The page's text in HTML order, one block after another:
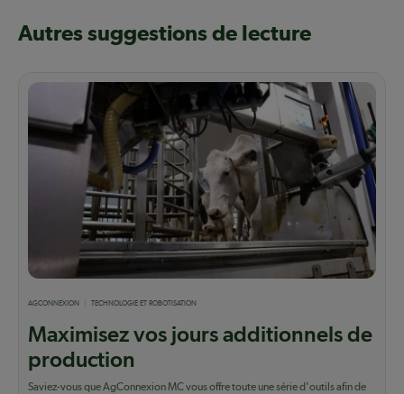
Autres suggestions de lecture
AGCONNEXION TECHNOLOGIE ET ROBOTISATION
Maximisez vos jours additionnels de
production
Saviez-vous que AgConnexion MC vous offre toute une série d'outils afin de